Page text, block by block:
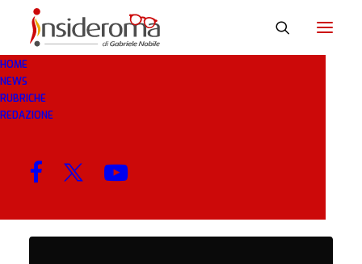
HOME
NEWS
RUBRICHE
REDAZIONE
MESE: NOVEMBRE 2022
MENU